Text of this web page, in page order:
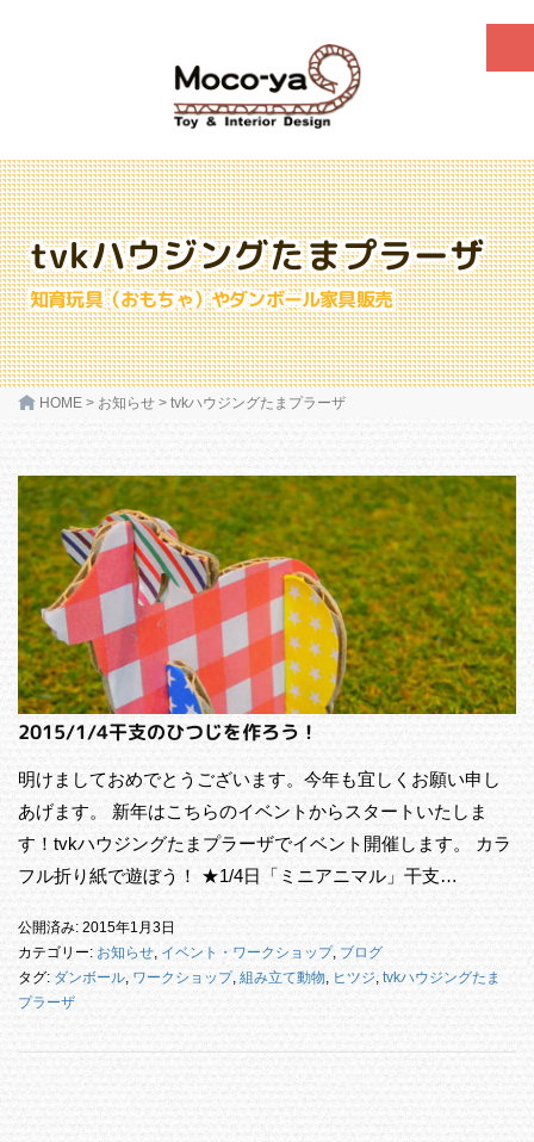
tvkハウジングたまプラーザ
知育玩具（おもちゃ）やダンボール家具販売
HOME > お知らせ > tvkハウジングたまプラーザ
2015/1/4干支のひつじを作ろう！
明けましておめでとうございます。今年も宜しくお願い申し
あげます。 新年はこちらのイベントからスタートいたしま
す！tvkハウジングたまプラーザでイベント開催します。 カラ
フル折り紙で遊ぼう！ ★1/4日「ミニアニマル」干支…
公開済み: 2015年1月3日
カテゴリー: お知らせ, イベント・ワークショップ, ブログ
タグ: ダンボール, ワークショップ, 組み立て動物, ヒツジ, tvkハウジングたま
プラーザ